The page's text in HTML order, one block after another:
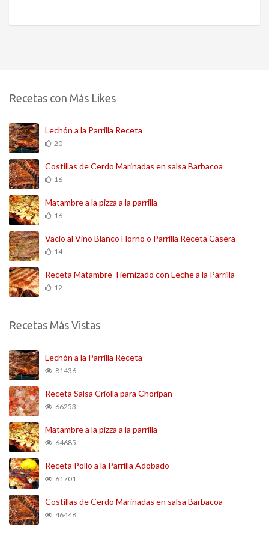
Recetas con Más Likes
Lechón a la Parrilla Receta
20
Costillas de Cerdo Marinadas en salsa Barbacoa
16
Matambre a la pizza a la parrilla
16
Vacío al Vino Blanco Horno o Parrilla Receta Casera
14
Receta Matambre Tiernizado con Leche a la Parrilla
12
Recetas Más Vistas
Lechón a la Parrilla Receta
81436
Receta Salsa Criolla para Choripan
66253
Matambre a la pizza a la parrilla
64685
Receta Pollo a la Parrilla Adobado
61701
Costillas de Cerdo Marinadas en salsa Barbacoa
46448